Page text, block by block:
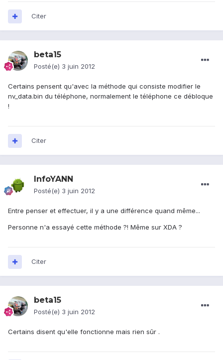
Citer
beta15
Posté(e) 3 juin 2012
Certains pensent qu'avec la méthode qui consiste modifier le
nv_data.bin du téléphone, normalement le téléphone ce débloque
!
Citer
InfoYANN
Posté(e) 3 juin 2012
Entre penser et effectuer, il y a une différence quand même...
Personne n'a essayé cette méthode ?! Même sur XDA ?
Citer
beta15
Posté(e) 3 juin 2012
Certains disent qu'elle fonctionne mais rien sûr .